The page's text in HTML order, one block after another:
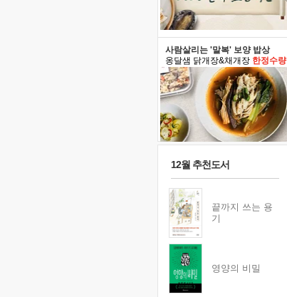
사람살리는 '말복' 보양 밥상
옹달샘 닭개장&채개장 한정수량
12월 추천도서
끝까지 쓰는 용
기
영양의 비밀